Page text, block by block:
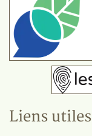
Liens utiles